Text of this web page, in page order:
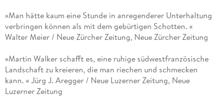
»Man hätte kaum eine Stunde in anregenderer Unterhaltung
verbringen können als mit dem gebürtigen Schotten. «
Walter Meier / Neue Zürcher Zeitung, Neue Zürcher Zeitung
»Martin Walker schafft es, eine ruhige südwestfranzösische
Landschaft zu kreieren, die man riechen und schmecken
kann. « Jürg J. Aregger / Neue Luzerner Zeitung, Neue
Luzerner Zeitung